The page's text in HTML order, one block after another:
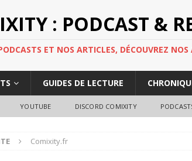
: PODCAST &
ET NOS ARTICLES, DÉCOUVREZ
GUIDES DE LECTURE
YOUTUBE DISCORD COMIXITY
Comixity.fr